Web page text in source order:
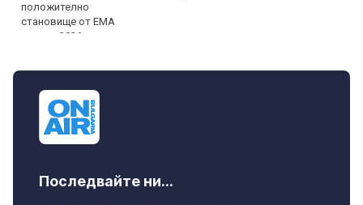
Последвайте ни...